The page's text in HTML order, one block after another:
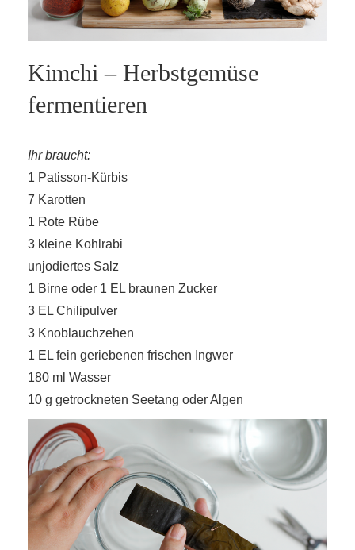
Kimchi – Herbstgemüse
fermentieren
Ihr braucht:
1 Patisson-Kürbis
7 Karotten
1 Rote Rübe
3 kleine Kohlrabi
unjodiertes Salz
1 Birne oder 1 EL braunen Zucker
3 EL Chilipulver
3 Knoblauchzehen
1 EL fein geriebenen frischen Ingwer
180 ml Wasser
10 g getrockneten Seetang oder Algen